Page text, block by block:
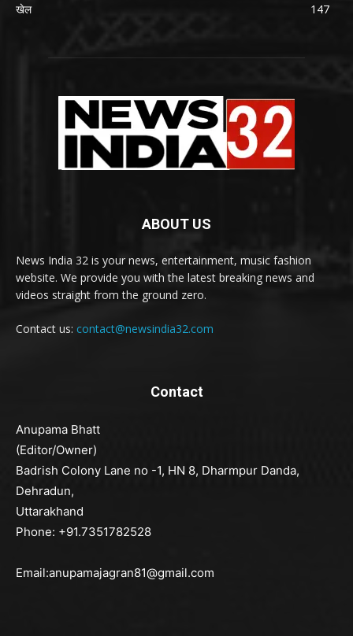
खेल
147
ABOUT US
News India 32 is your news, entertainment, music fashion
website. We provide you with the latest breaking news and
videos straight from the ground zero.
Contact us: contact@newsindia32.com
Contact
Anupama Bhatt
(Editor/Owner)
Badrish Colony Lane no -1, HN 8, Dharmpur Danda,
Dehradun,
Uttarakhand
Phone: +91.7351782528
Email:anupamajagran81@gmail.com